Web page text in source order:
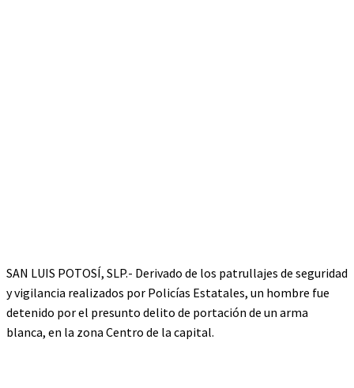
SAN LUIS POTOSÍ, SLP.- Derivado de los patrullajes de seguridad
y vigilancia realizados por Policías Estatales, un hombre fue
detenido por el presunto delito de portación de un arma
blanca, en la zona Centro de la capital.